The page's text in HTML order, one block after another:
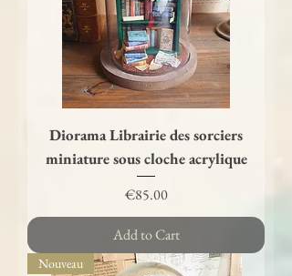
Diorama Librairie des sorciers
miniature sous cloche acrylique
Price
€85.00
Add to Cart
Nouveau